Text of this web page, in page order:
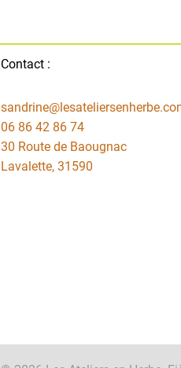
Contact :
06 86 42 86 74
30 Route de Baougnac
Lavalette, 31590